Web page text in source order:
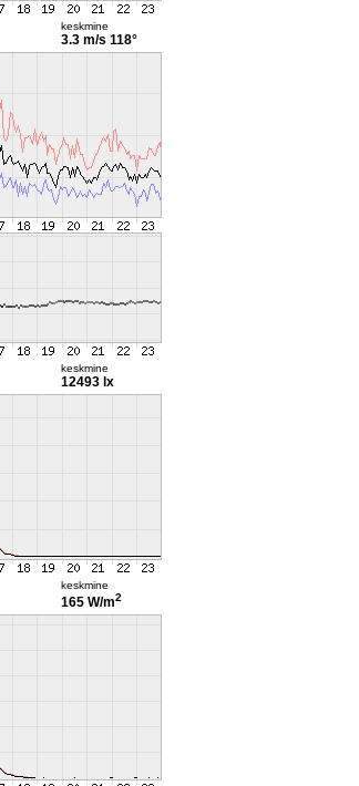
keskmine
3.3 m/s 118°
keskmine
12493 lx
keskmine
165 W/m2